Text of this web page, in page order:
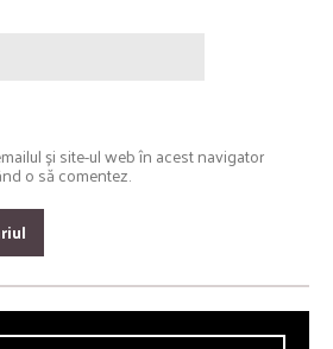
și site-ul web în acest navigator
o să comentez.